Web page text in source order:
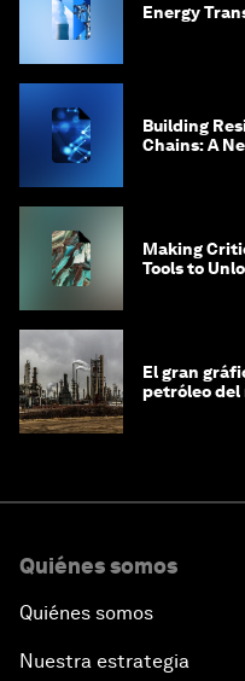
Energy
Building
Chains: A
Making
Tools to
El gran
petróleo del
Quiénes somos
Quiénes somos
Nuestra estrategia